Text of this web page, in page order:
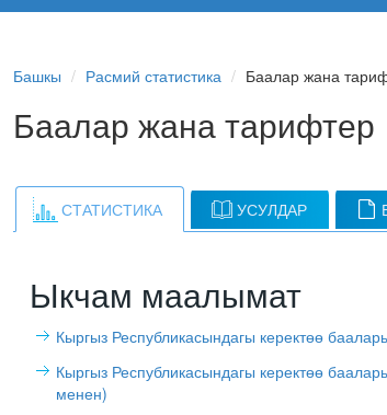
Башкы Расмий статистика Баалар жана
Баалар жана тарифтер
СТАТИСТИКА УСУЛДАР
Ыкчам маалымат
Кыргыз Республикасындагы керектөө
Кыргыз Республикасындагы керектөө
менен)